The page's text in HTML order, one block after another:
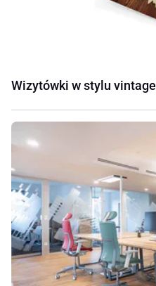
Wizytówki w stylu vintage